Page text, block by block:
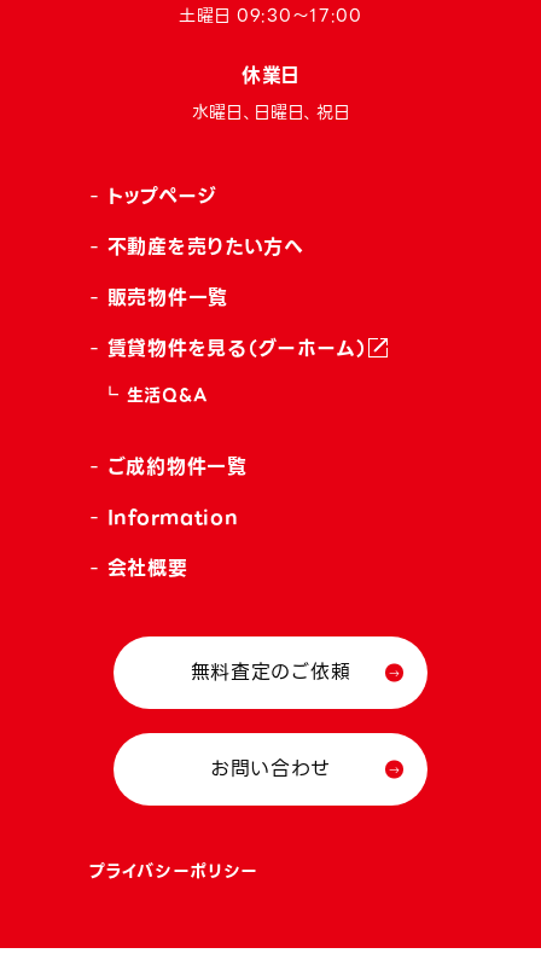
土曜日 09:30〜17:00
休業日
水曜日、日曜日、祝日
トップページ
不動産を売りたい方へ
販売物件一覧
賃貸物件を見る（グーホーム）
生活Q&A
ご成約物件一覧
Information
会社概要
無料査定のご依頼
お問い合わせ
プライバシーポリシー